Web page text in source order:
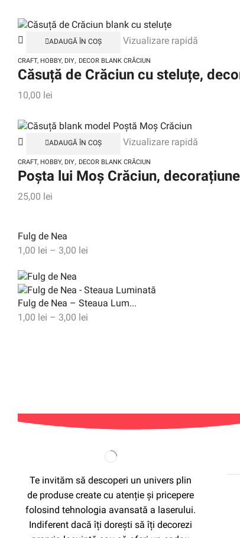
ADAUGĂ ÎN COȘ Vizualizare rapidă
CRAFT, HOBBY, DIY, DECOR BLANK CRĂCIUN
Căsuță de Crăciun cu steluțe,
10,00 lei
ADAUGĂ ÎN COȘ Vizualizare rapidă
CRAFT, HOBBY, DIY, DECOR BLANK CRĂCIUN
Poșta lui Moș Crăciun,
25,00 lei
Fulg de Nea
1,00 lei – 3,00 lei
Fulg de Nea – Steaua Lum...
1,00 lei – 3,00 lei
Te invităm să descoperi un univers plin
de produse create cu atenție și pricepere
folosind tehnologia avansată a laserului.
Indiferent dacă îți dorești să îți decorezi